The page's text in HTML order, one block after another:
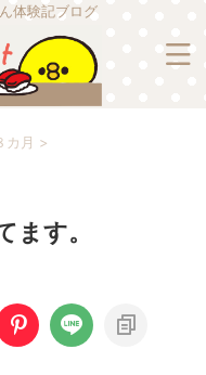
体験記ブログ
カ月 >
ます。